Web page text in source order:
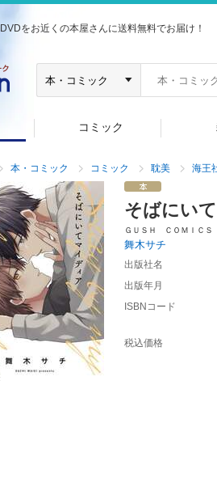
をお近くの本屋さんに送料無料でお届け！
コミック
本・コミック コミック 耽美 海王
そばにい
ＧＵＳＨ ＣＯＭＩＣＳ
舞木サチ
出版社名
出版年月
ISBNコード
税込価格